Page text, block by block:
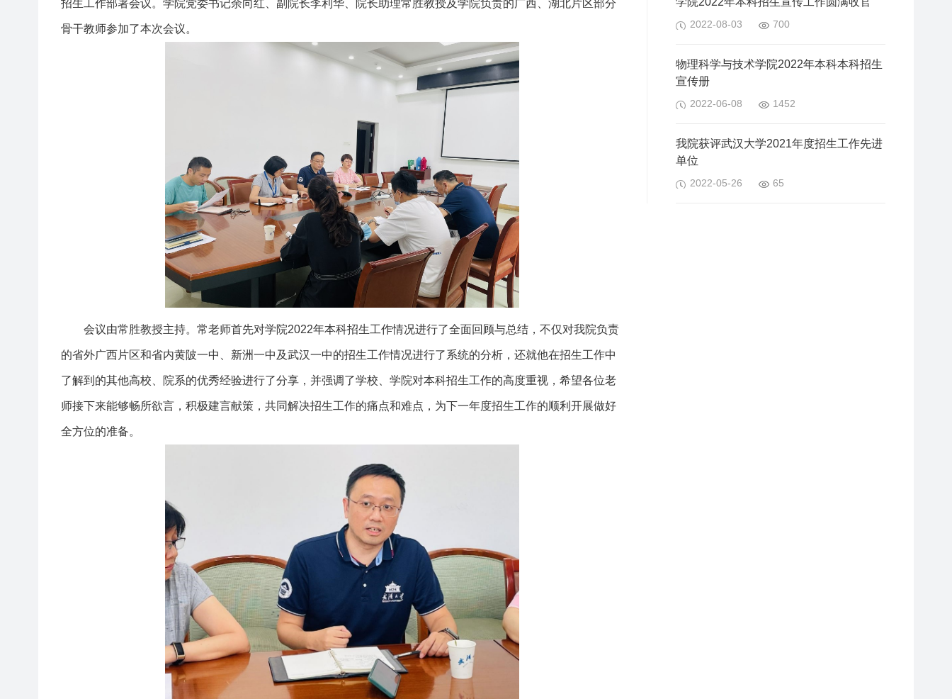
招生工作部署会议。学院党委书记余向红、副院长李利华、院长助理常胜教授及学院负责的广西、湖北片区部分
骨干教师参加了本次会议。
会议由常胜教授主持。常老师首先对学院2022年本科招生工作情况进行了全面回顾与总结，不仅对我院负责
的省外广西片区和省内黄陂一中、新洲一中及武汉一中的招生工作情况进行了系统的分析，还就他在招生工作中
了解到的其他高校、院系的优秀经验进行了分享，并强调了学校、学院对本科招生工作的高度重视，希望各位老
师接下来能够畅所欲言，积极建言献策，共同解决招生工作的痛点和难点，为下一年度招生工作的顺利开展做好
全方位的准备。
2022-08-03 700
物理科学与技术学院2022年本科本科招生
宣传册
2022-06-08 1452
我院获评武汉大学2021年度招生工作先进
单位
2022-05-26 65